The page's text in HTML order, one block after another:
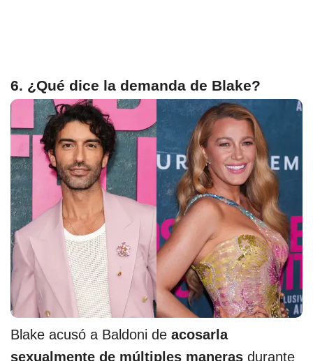
6. ¿Qué dice la demanda de Blake?
Blake acusó a Baldoni de acosarla
sexualmente de múltiples maneras durante